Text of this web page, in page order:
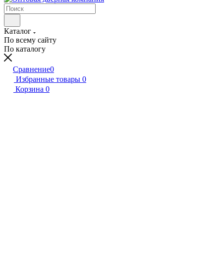
Каталог
По всему сайту
По каталогу
Сравнение0
Избранные товары 0
Корзина 0